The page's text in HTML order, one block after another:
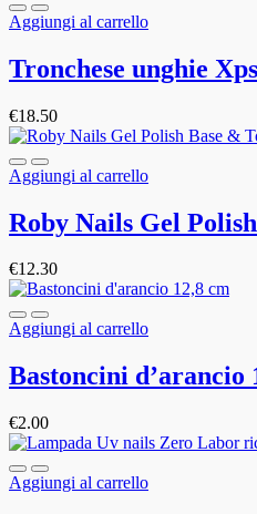
Aggiungi al carrello
Tronchese unghie
€18.50
Aggiungi al carrello
Roby Nails Gel
€12.30
Aggiungi al carrello
Bastoncini d’arancio
€2.00
Aggiungi al carrello